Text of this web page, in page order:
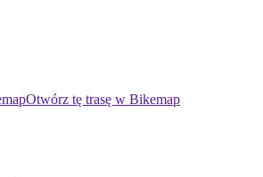
Otwórz tę trasę w Bikemap